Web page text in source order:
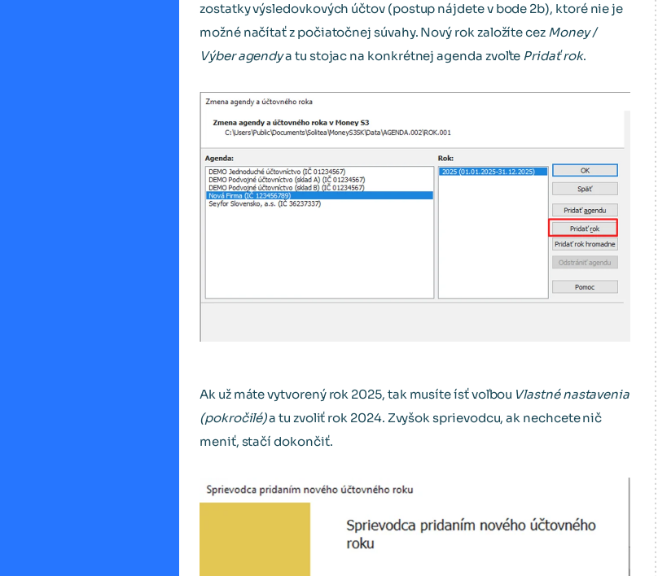
zostatky výsledovkových účtov (postup nájdete v bode 2b), ktoré nie je
možné načítať z počiatočnej súvahy. Nový rok založíte cez Money /
Výber agendya tu stojac na konkrétnej agenda zvoľte Pridať rok.
Ak už máte vytvorený rok 2025, tak musíte ísť voľbou Vlastné nastavenia
(pokročilé)a tu zvoliť rok 2024. Zvyšok sprievodcu, ak nechcete nič
meniť, stačí dokončiť.